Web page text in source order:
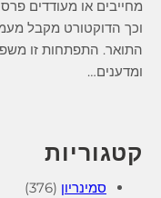
מחייבים או מעודדים
וכך הדוקטורט מקבל
התואר. התפתחות זו
ומדענים…
קטגוריות
סמינריון (376)